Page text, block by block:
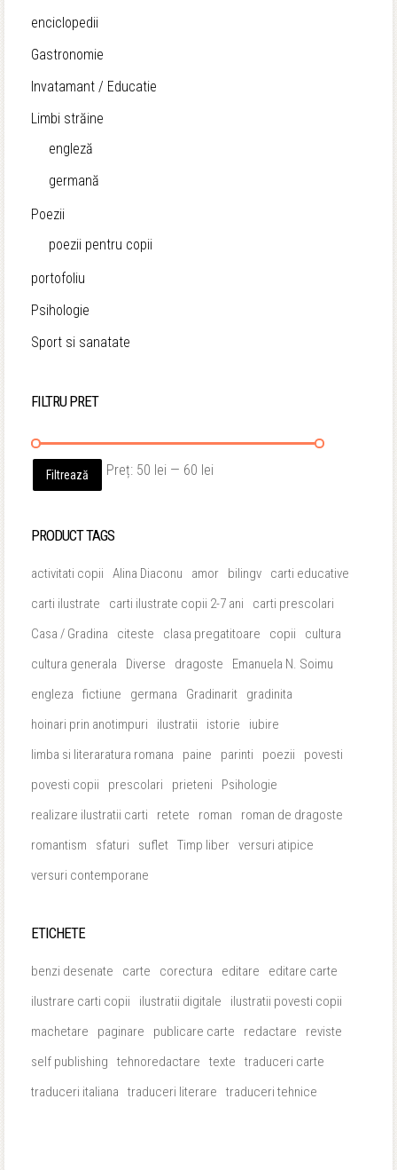
enciclopedii
Gastronomie
Invatamant / Educatie
Limbi străine
engleză
germană
Poezii
poezii pentru copii
portofoliu
Psihologie
Sport si sanatate
FILTRU PRET
Preț
Preț
Filtrează Preț: 50 lei — 60 lei
PRODUCT TAGS
activitati copii Alina Diaconu amor bilingv
carti educative
carti ilustrate
carti ilustrate copii 2-7 ani
carti prescolari
Casa / Gradina
citeste clasa pregatitoare copii
cultura
cultura generala
Diverse dragoste
Emanuela N. Soimu
engleza
fictiune germana Gradinarit
gradinita
hoinari prin anotimpuri
ilustratii istorie
iubire
limba si literaratura romana
paine parinti poezii
povesti
povesti copii
prescolari prieteni
Psihologie
realizare ilustratii carti
retete roman
roman de dragoste
romantism
sfaturi suflet Timp liber versuri atipice
versuri contemporane
ETICHETE
benzi desenate carte corectura editare
editare carte
ilustrare carti copii
ilustratii digitale
ilustratii povesti copii
machetare
paginare publicare carte redactare
reviste
self publishing
tehnoredactare texte
traduceri carte
traduceri italiana
traduceri literare traduceri tehnice